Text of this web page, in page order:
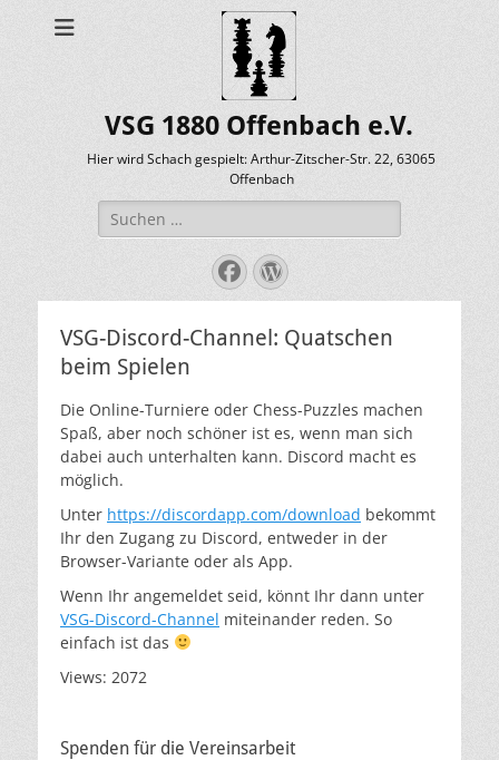
VSG 1880 Offenbach e.V.
Hier wird Schach gespielt: Arthur-Zitscher-Str. 22, 63065
Offenbach
Suche
nach:
Facebook
WordPress
VSG-Discord-Channel: Quatschen
beim Spielen
Die Online-Turniere oder Chess-Puzzles machen
Spaß, aber noch schöner ist es, wenn man sich
dabei auch unterhalten kann. Discord macht es
möglich.
Unter https://discordapp.com/download bekommt
Ihr den Zugang zu Discord, entweder in der
Browser-Variante oder als App.
Wenn Ihr angemeldet seid, könnt Ihr dann unter
VSG-Discord-Channel miteinander reden. So
einfach ist das
Views: 2072
Spenden für die Vereinsarbeit